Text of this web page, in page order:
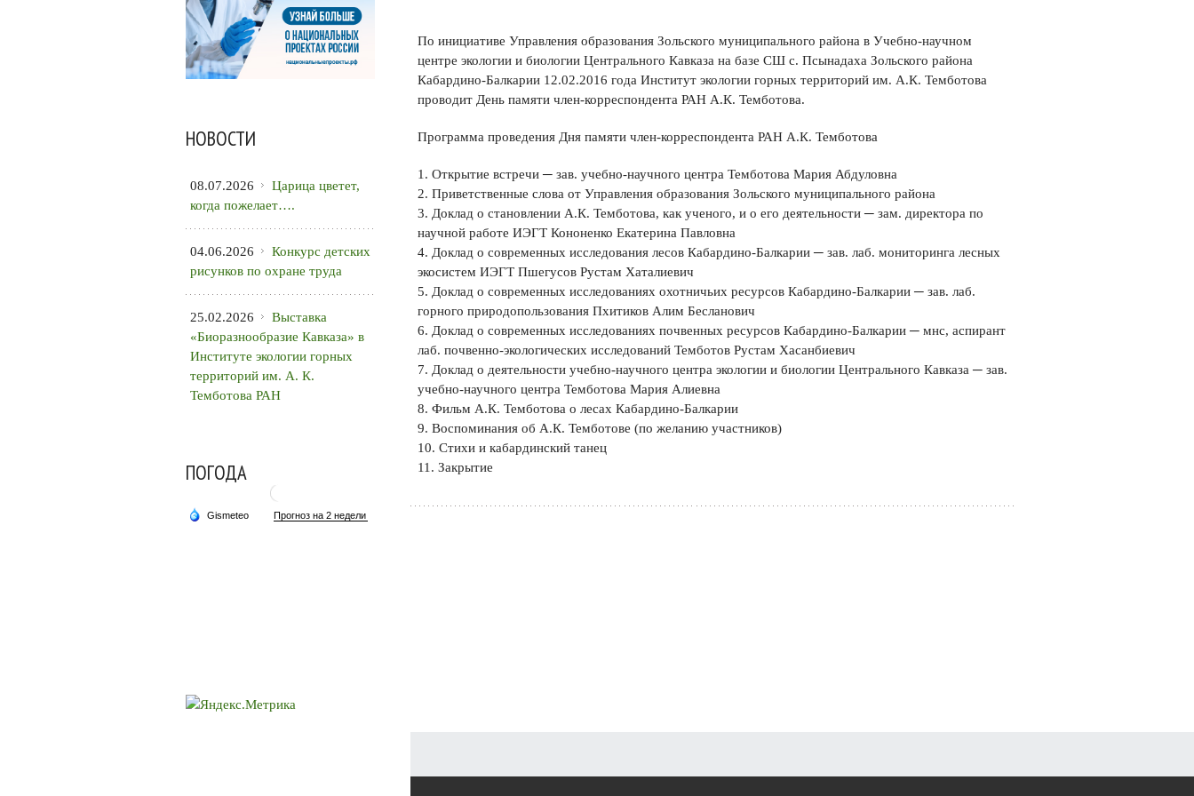
По инициативе Управления образования Зольского муниципального района в Учебно-научном
центре экологии и биологии Центрального Кавказа на базе СШ с. Псынадаха Зольского района
Кабардино-Балкарии 12.02.2016 года Институт экологии горных территорий им. А.К. Темботова
проводит День памяти член-корреспондента РАН А.К. Темботова.
Программа проведения Дня памяти член-корреспондента РАН А.К. Темботова
1. Открытие встречи ─ зав. учебно-научного центра Темботова Мария Абдуловна
2. Приветственные слова от Управления образования Зольского муниципального района
3. Доклад о становлении А.К. Темботова, как ученого, и о его деятельности ─ зам. директора по
научной работе ИЭГТ Кононенко Екатерина Павловна
4. Доклад о современных исследования лесов Кабардино-Балкарии ─ зав. лаб. мониторинга лесных
экосистем ИЭГТ Пшегусов Рустам Хаталиевич
5. Доклад о современных исследованиях охотничьих ресурсов Кабардино-Балкарии ─ зав. лаб.
горного природопользования Пхитиков Алим Бесланович
6. Доклад о современных исследованиях почвенных ресурсов Кабардино-Балкарии ─ мнс, аспирант
лаб. почвенно-экологических исследований Темботов Рустам Хасанбиевич
7. Доклад о деятельности учебно-научного центра экологии и биологии Центрального Кавказа ─ зав.
учебно-научного центра Темботова Мария Алиевна
8. Фильм А.К. Темботова о лесах Кабардино-Балкарии
9. Воспоминания об А.К. Темботове (по желанию участников)
10. Стихи и кабардинский танец
11. Закрытие
НОВОСТИ
08.07.2026
Царица цветет,
когда пожелает….
04.06.2026
Конкурс детских
рисунков по охране труда
25.02.2026
Выставка
«Биоразнообразие Кавказа» в
Институте экологии горных
территорий им. А. К.
Темботова РАН
ПОГОДА